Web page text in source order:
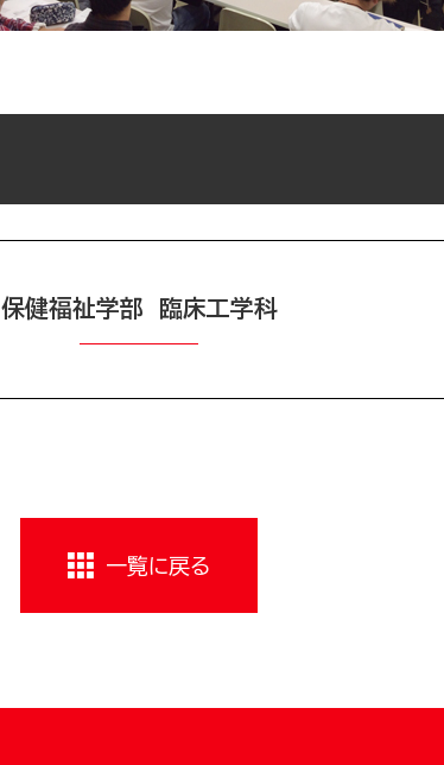
保健福祉学部 臨床工学科
一覧に戻る